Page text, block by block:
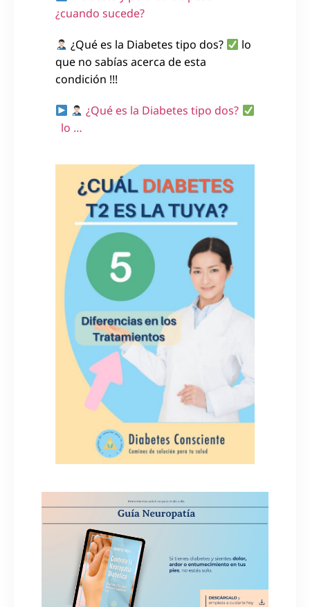
¿cuando sucede?
¿Qué es la Diabetes tipo dos?
lo
que no sabías acerca de esta
condición !!!
¿Qué es la Diabetes tipo dos?
lo …